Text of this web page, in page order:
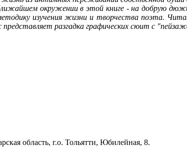
окружении в этой книге - на добрую
изучения жизни и творчества поэта.
разгадка графических сюит с
область, г.о. Тольятти, Юбилейная, 8.